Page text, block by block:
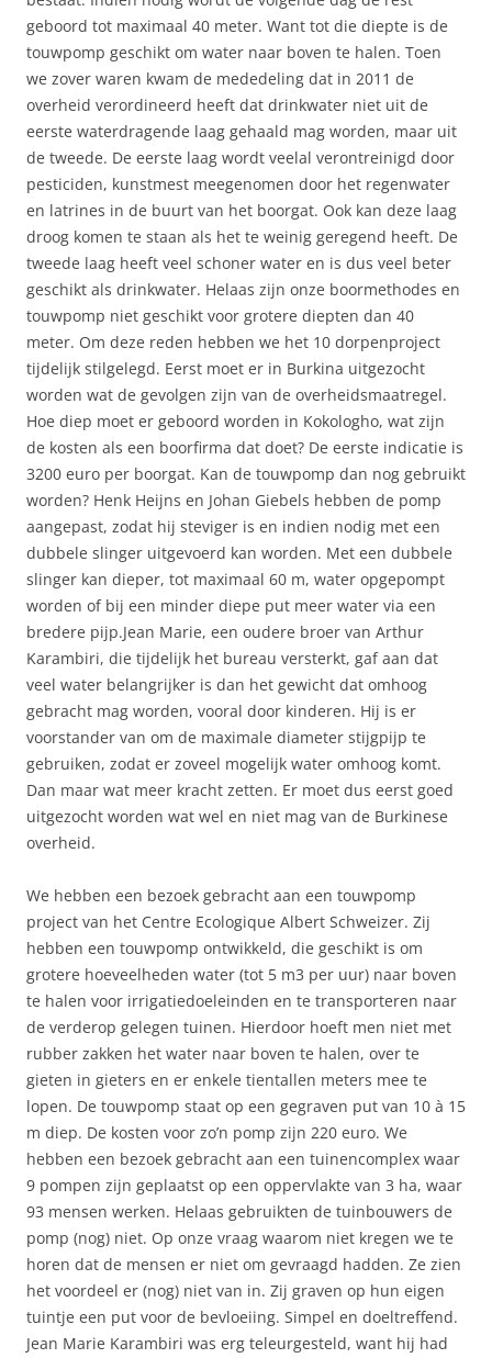
geboord tot maximaal 40 meter. Want tot die diepte is de
touwpomp geschikt om water naar boven te halen. Toen
we zover waren kwam de mededeling dat in 2011 de
overheid verordineerd heeft dat drinkwater niet uit de
eerste waterdragende laag gehaald mag worden, maar uit
de tweede. De eerste laag wordt veelal verontreinigd door
pesticiden, kunstmest meegenomen door het regenwater
en latrines in de buurt van het boorgat. Ook kan deze laag
droog komen te staan als het te weinig geregend heeft. De
tweede laag heeft veel schoner water en is dus veel beter
geschikt als drinkwater. Helaas zijn onze boormethodes en
touwpomp niet geschikt voor grotere diepten dan 40
meter. Om deze reden hebben we het 10 dorpenproject
tijdelijk stilgelegd. Eerst moet er in Burkina uitgezocht
worden wat de gevolgen zijn van de overheidsmaatregel.
Hoe diep moet er geboord worden in Kokologho, wat zijn
de kosten als een boorfirma dat doet? De eerste indicatie is
3200 euro per boorgat. Kan de touwpomp dan nog gebruikt
worden? Henk Heijns en Johan Giebels hebben de pomp
aangepast, zodat hij steviger is en indien nodig met een
dubbele slinger uitgevoerd kan worden. Met een dubbele
slinger kan dieper, tot maximaal 60 m, water opgepompt
worden of bij een minder diepe put meer water via een
bredere pijp.Jean Marie, een oudere broer van Arthur
Karambiri, die tijdelijk het bureau versterkt, gaf aan dat
veel water belangrijker is dan het gewicht dat omhoog
gebracht mag worden, vooral door kinderen. Hij is er
voorstander van om de maximale diameter stijgpijp te
gebruiken, zodat er zoveel mogelijk water omhoog komt.
Dan maar wat meer kracht zetten. Er moet dus eerst goed
uitgezocht worden wat wel en niet mag van de Burkinese
overheid.
We hebben een bezoek gebracht aan een touwpomp
project van het Centre Ecologique Albert Schweizer. Zij
hebben een touwpomp ontwikkeld, die geschikt is om
grotere hoeveelheden water (tot 5 m3 per uur) naar boven
te halen voor irrigatiedoeleinden en te transporteren naar
de verderop gelegen tuinen. Hierdoor hoeft men niet met
rubber zakken het water naar boven te halen, over te
gieten in gieters en er enkele tientallen meters mee te
lopen. De touwpomp staat op een gegraven put van 10 à 15
m diep. De kosten voor zo’n pomp zijn 220 euro. We
hebben een bezoek gebracht aan een tuinencomplex waar
9 pompen zijn geplaatst op een oppervlakte van 3 ha, waar
93 mensen werken. Helaas gebruikten de tuinbouwers de
pomp (nog) niet. Op onze vraag waarom niet kregen we te
horen dat de mensen er niet om gevraagd hadden. Ze zien
het voordeel er (nog) niet van in. Zij graven op hun eigen
tuintje een put voor de bevloeiing. Simpel en doeltreffend.
Jean Marie Karambiri was erg teleurgesteld, want hij had